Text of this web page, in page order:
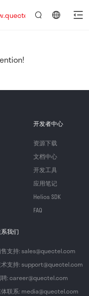
开发者中心
资源下载
文档中心
开发工具
应用笔记
Helios SDK
FAQ
我们
支持: sales@quectel.com
支持: support@quectel.com
: career@quectel.com
联系: media@quectel.com